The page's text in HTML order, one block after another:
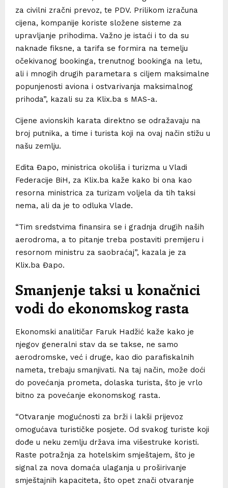
za civilni zračni prevoz, te PDV. Prilikom izračuna
cijena, kompanije koriste složene sisteme za
upravljanje prihodima. Važno je istaći i to da su
naknade fiksne, a tarifa se formira na temelju
očekivanog bookinga, trenutnog bookinga na letu,
ali i mnogih drugih parametara s ciljem maksimalne
popunjenosti aviona i ostvarivanja maksimalnog
prihoda”, kazali su za Klix.ba s MAS-a.
Cijene avionskih karata direktno se odražavaju na
broj putnika, a time i turista koji na ovaj način stižu u
našu zemlju.
Edita Đapo, ministrica okoliša i turizma u Vladi
Federacije BiH, za Klix.ba kaže kako bi ona kao
resorna ministrica za turizam voljela da tih taksi
nema, ali da je to odluka Vlade.
“Tim sredstvima finansira se i gradnja drugih naših
aerodroma, a to pitanje treba postaviti premijeru i
resornom ministru za saobraćaj”, kazala je za
Klix.ba Đapo.
Smanjenje taksi u konačnici
vodi do ekonomskog rasta
Ekonomski analitičar Faruk Hadžić kaže kako je
njegov generalni stav da se takse, ne samo
aerodromske, već i druge, kao dio parafiskalnih
nameta, trebaju smanjivati. Na taj način, može doći
do povećanja prometa, dolaska turista, što je vrlo
bitno za povećanje ekonomskog rasta.
“Otvaranje mogućnosti za brži i lakši prijevoz
omogućava turističke posjete. Od svakog turiste koji
dođe u neku zemlju država ima višestruke koristi.
Raste potražnja za hotelskim smještajem, što je
signal za nova domaća ulaganja u proširivanje
smještajnih kapaciteta, što opet znači otvaranje